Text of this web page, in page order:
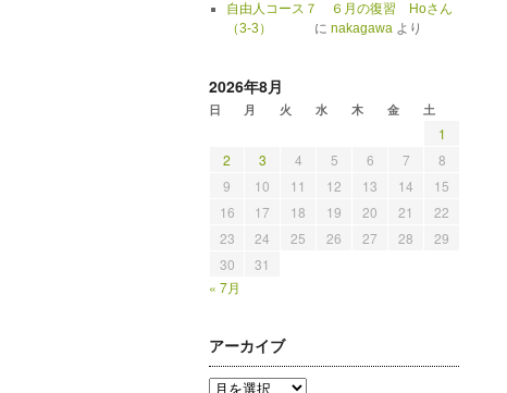
自由人コース７ ６月の復習 Hoさん
（3-3）
に nakagawaより
2026年8月
日 月 火 水 木 金 土
1
2
3 4 5 6 7
8
9
10 11 12 13 14
15
16
17 18 19 20 21
22
23
24 25 26 27 28
29
30
31
« 7月
アーカイブ
ア